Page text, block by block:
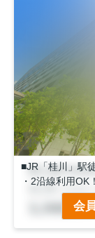
■JR「桂川」駅
・2沿線利用OK！
・駅周辺の大
・小・中学校と
会